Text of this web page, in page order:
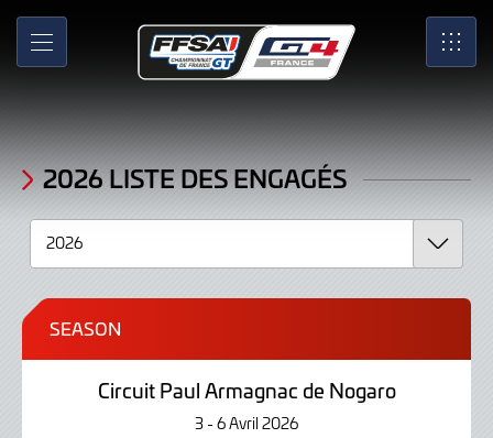
Skip
Main
MENU SRO
2026
Liste
des
engagés
2026 LISTE DES ENGAGÉS
SEASON
Circuit Paul Armagnac de Nogaro
3 - 6 Avril 2026